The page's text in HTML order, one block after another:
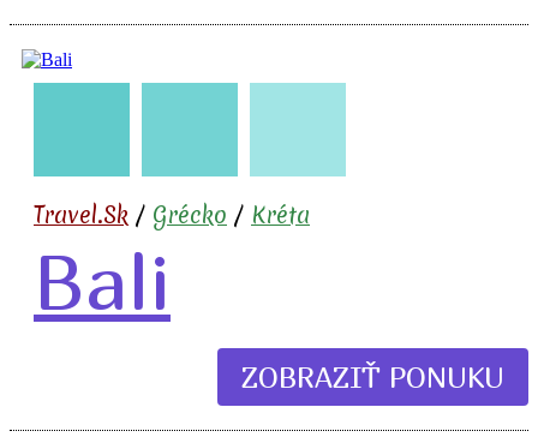
🇬🇷
Travel.Sk / Grécko / Kréta
Bali
ZOBRAZIŤ PONUKU